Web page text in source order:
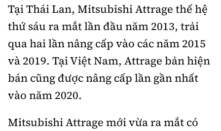
Tại Thái Lan, Mitsubishi Attrage thế hệ
thứ sáu ra mắt lần đầu năm 2013, trải
qua hai lần nâng cấp vào các năm 2015
và 2019. Tại Việt Nam, Attrage bản hiện
bán cũng được nâng cấp lần gần nhất
vào năm 2020.
Mitsubishi Attrage mới vừa ra mắt có